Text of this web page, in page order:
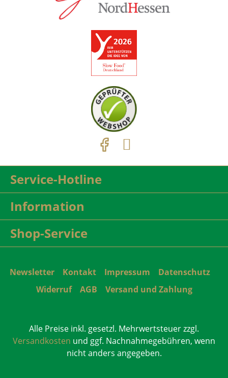
Service-Hotline
Information
Shop-Service
Newsletter Kontakt Impressum
Datenschutz
Widerruf
AGB Versand und Zahlung
Alle Preise inkl. gesetzl. Mehrwertsteuer zzgl.
Versandkosten und ggf. Nachnahmegebühren, wenn
nicht anders angegeben.